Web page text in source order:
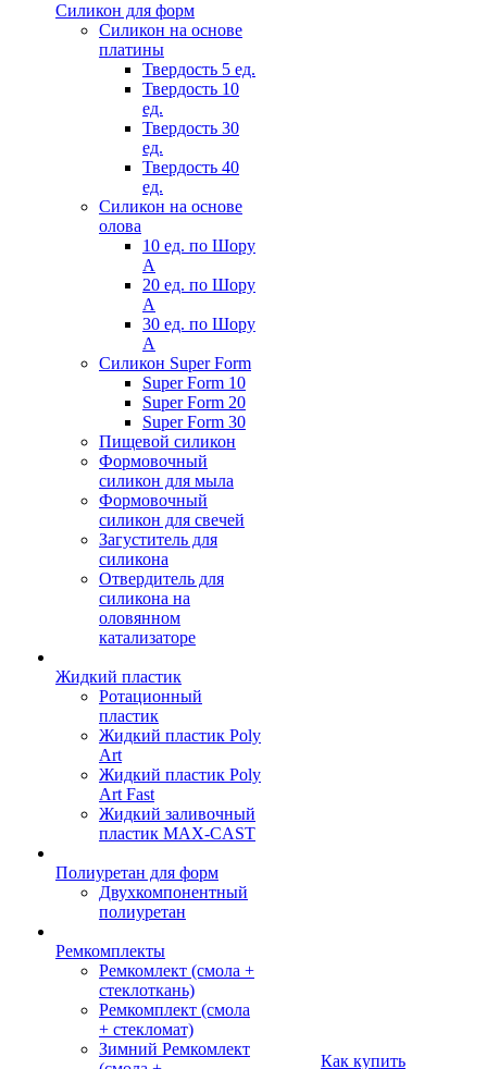
Силикон для форм
Силикон на основе
платины
Твердость 5 ед.
Твердость 10
ед.
Твердость 30
ед.
Твердость 40
ед.
Силикон на основе
олова
10 ед. по Шору
А
20 ед. по Шору
А
30 ед. по Шору
А
Силикон Super Form
Super Form 10
Super Form 20
Super Form 30
Пищевой силикон
Формовочный
силикон для мыла
Формовочный
силикон для свечей
Загуститель для
силикона
Отвердитель для
силикона на
оловянном
катализаторе
Жидкий пластик
Ротационный
пластик
Жидкий пластик Poly
Art
Жидкий пластик Poly
Art Fast
Жидкий заливочный
пластик MAX-CAST
Полиуретан для форм
Двухкомпонентный
полиуретан
Ремкомплекты
Ремкомлект (смола +
стеклоткань)
Ремкомплект (смола
+ стекломат)
Зимний Ремкомлект
Как купить